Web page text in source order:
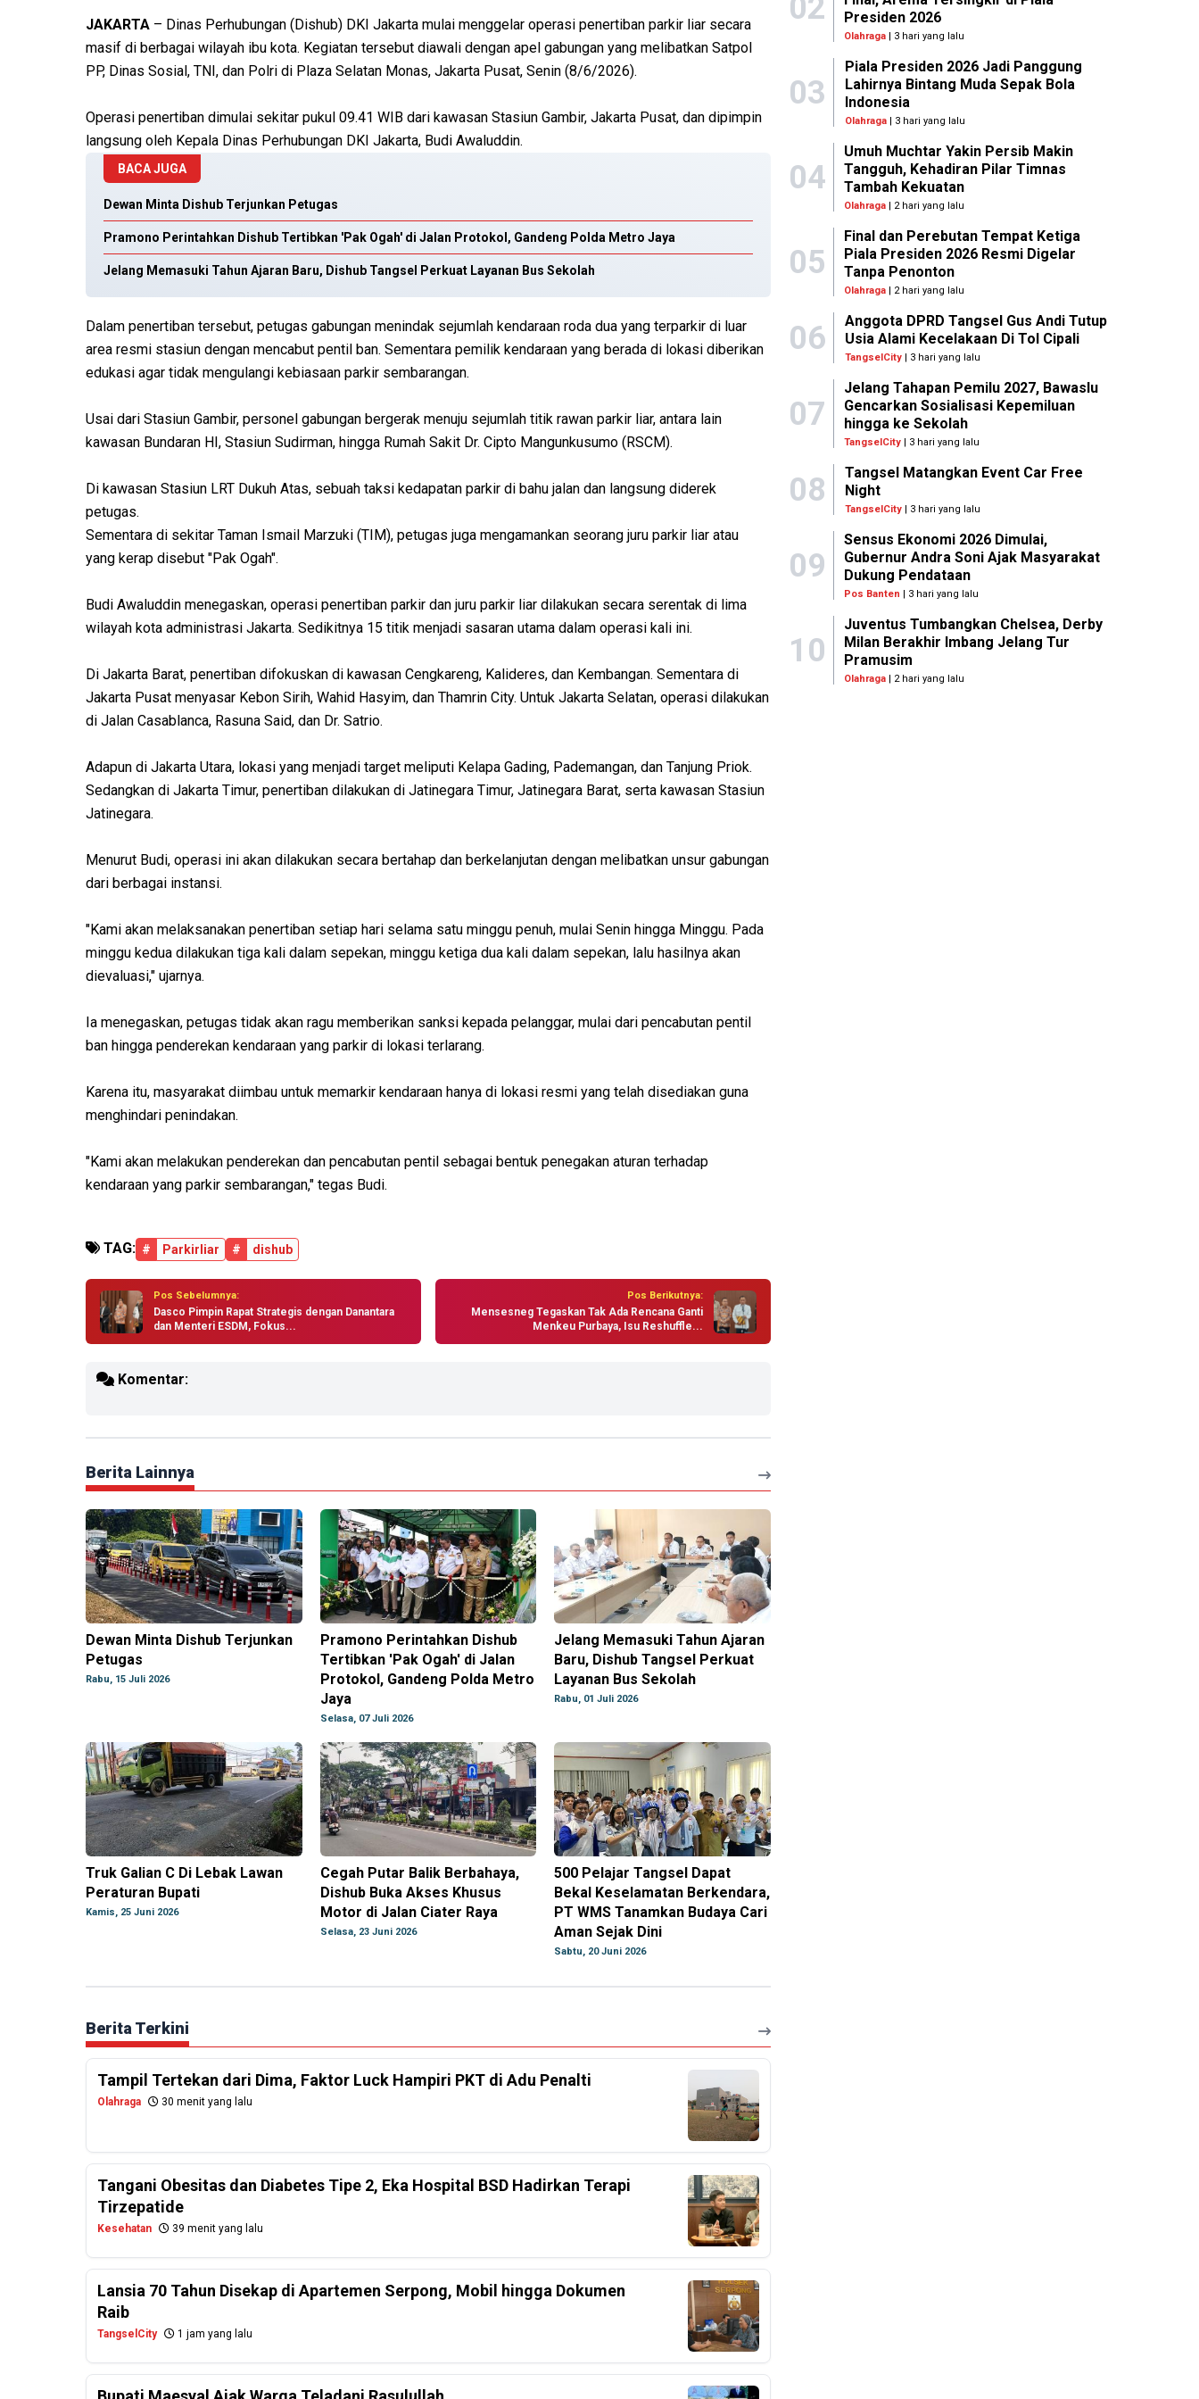
JAKARTA – Dinas Perhubungan (Dishub) DKI Jakarta mulai menggelar operasi penertiban parkir liar secara
masif di berbagai wilayah ibu kota. Kegiatan tersebut diawali dengan apel gabungan yang melibatkan Satpol
PP, Dinas Sosial, TNI, dan Polri di Plaza Selatan Monas, Jakarta Pusat, Senin (8/6/2026).
Operasi penertiban dimulai sekitar pukul 09.41 WIB dari kawasan Stasiun Gambir, Jakarta Pusat, dan dipimpin
langsung oleh Kepala Dinas Perhubungan DKI Jakarta, Budi Awaluddin.
BACA JUGA
Dewan Minta Dishub Terjunkan Petugas
Pramono Perintahkan Dishub Tertibkan 'Pak Ogah' di Jalan Protokol, Gandeng Polda Metro Jaya
Jelang Memasuki Tahun Ajaran Baru, Dishub Tangsel Perkuat Layanan Bus Sekolah
Dalam penertiban tersebut, petugas gabungan menindak sejumlah kendaraan roda dua yang terparkir di luar
area resmi stasiun dengan mencabut pentil ban. Sementara pemilik kendaraan yang berada di lokasi diberikan
edukasi agar tidak mengulangi kebiasaan parkir sembarangan.
Usai dari Stasiun Gambir, personel gabungan bergerak menuju sejumlah titik rawan parkir liar, antara lain
kawasan Bundaran HI, Stasiun Sudirman, hingga Rumah Sakit Dr. Cipto Mangunkusumo (RSCM).
Di kawasan Stasiun LRT Dukuh Atas, sebuah taksi kedapatan parkir di bahu jalan dan langsung diderek
petugas.
Sementara di sekitar Taman Ismail Marzuki (TIM), petugas juga mengamankan seorang juru parkir liar atau
yang kerap disebut "Pak Ogah".
Budi Awaluddin menegaskan, operasi penertiban parkir dan juru parkir liar dilakukan secara serentak di lima
wilayah kota administrasi Jakarta. Sedikitnya 15 titik menjadi sasaran utama dalam operasi kali ini.
Di Jakarta Barat, penertiban difokuskan di kawasan Cengkareng, Kalideres, dan Kembangan. Sementara di
Jakarta Pusat menyasar Kebon Sirih, Wahid Hasyim, dan Thamrin City. Untuk Jakarta Selatan, operasi dilakukan
di Jalan Casablanca, Rasuna Said, dan Dr. Satrio.
Adapun di Jakarta Utara, lokasi yang menjadi target meliputi Kelapa Gading, Pademangan, dan Tanjung Priok.
Sedangkan di Jakarta Timur, penertiban dilakukan di Jatinegara Timur, Jatinegara Barat, serta kawasan Stasiun
Jatinegara.
Menurut Budi, operasi ini akan dilakukan secara bertahap dan berkelanjutan dengan melibatkan unsur gabungan
dari berbagai instansi.
"Kami akan melaksanakan penertiban setiap hari selama satu minggu penuh, mulai Senin hingga Minggu. Pada
minggu kedua dilakukan tiga kali dalam sepekan, minggu ketiga dua kali dalam sepekan, lalu hasilnya akan
dievaluasi," ujarnya.
Ia menegaskan, petugas tidak akan ragu memberikan sanksi kepada pelanggar, mulai dari pencabutan pentil
ban hingga penderekan kendaraan yang parkir di lokasi terlarang.
Karena itu, masyarakat diimbau untuk memarkir kendaraan hanya di lokasi resmi yang telah disediakan guna
menghindari penindakan.
"Kami akan melakukan penderekan dan pencabutan pentil sebagai bentuk penegakan aturan terhadap
kendaraan yang parkir sembarangan," tegas Budi.
TAG: # Parkirliar # dishub
Pos Sebelumnya:
Dasco Pimpin Rapat Strategis dengan Danantara
dan Menteri ESDM, Fokus...
Pos Berikutnya:
Mensesneg Tegaskan Tak Ada Rencana Ganti
Menkeu Purbaya, Isu Reshuffle...
Komentar:
Berita Lainnya
Dewan Minta Dishub Terjunkan
Petugas
Rabu, 15 Juli 2026
Pramono Perintahkan Dishub
Tertibkan 'Pak Ogah' di Jalan
Protokol, Gandeng Polda Metro
Jaya
Selasa, 07 Juli 2026
Jelang Memasuki Tahun Ajaran
Baru, Dishub Tangsel Perkuat
Layanan Bus Sekolah
Rabu, 01 Juli 2026
Truk Galian C Di Lebak Lawan
Peraturan Bupati
Kamis, 25 Juni 2026
Cegah Putar Balik Berbahaya,
Dishub Buka Akses Khusus
Motor di Jalan Ciater Raya
Selasa, 23 Juni 2026
500 Pelajar Tangsel Dapat
Bekal Keselamatan Berkendara,
PT WMS Tanamkan Budaya Cari
Aman Sejak Dini
Sabtu, 20 Juni 2026
Berita Terkini
Tampil Tertekan dari Dima, Faktor Luck Hampiri PKT di Adu Penalti
Olahraga 30 menit yang lalu
Tangani Obesitas dan Diabetes Tipe 2, Eka Hospital BSD Hadirkan Terapi
Tirzepatide
Kesehatan 39 menit yang lalu
Lansia 70 Tahun Disekap di Apartemen Serpong, Mobil hingga Dokumen
Raib
TangselCity 1 jam yang lalu
02
Presiden 2026
Olahraga | 3 hari yang lalu
03
Piala Presiden 2026 Jadi Panggung
Lahirnya Bintang Muda Sepak Bola
Indonesia
Olahraga| 3 hari yang lalu
04
Umuh Muchtar Yakin Persib Makin
Tangguh, Kehadiran Pilar Timnas
Tambah Kekuatan
Olahraga | 2 hari yang lalu
05
Final dan Perebutan Tempat Ketiga
Piala Presiden 2026 Resmi Digelar
Tanpa Penonton
Olahraga | 2 hari yang lalu
06
Anggota DPRD Tangsel Gus Andi Tutup
Usia Alami Kecelakaan Di Tol Cipali
TangselCity| 3 hari yang lalu
07
Jelang Tahapan Pemilu 2027, Bawaslu
Gencarkan Sosialisasi Kepemiluan
hingga ke Sekolah
TangselCity | 3 hari yang lalu
08
Tangsel Matangkan Event Car Free
Night
TangselCity| 3 hari yang lalu
09
Sensus Ekonomi 2026 Dimulai,
Gubernur Andra Soni Ajak Masyarakat
Dukung Pendataan
Pos Banten | 3 hari yang lalu
10
Juventus Tumbangkan Chelsea, Derby
Milan Berakhir Imbang Jelang Tur
Pramusim
Olahraga | 2 hari yang lalu